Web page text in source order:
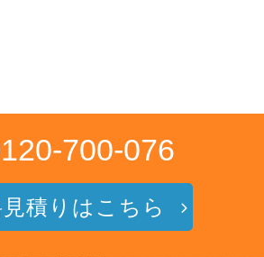
700-076
積りはこちら